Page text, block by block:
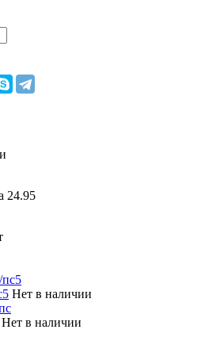
24.95
Нет в наличии
Нет в наличии